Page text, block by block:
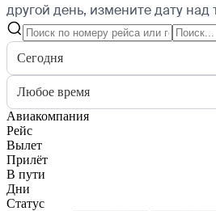
другой день, измените дату над
Сегодня
Любое время
Авиакомпания
Рейс
Вылет
Прилёт
В пути
Дни
Статус